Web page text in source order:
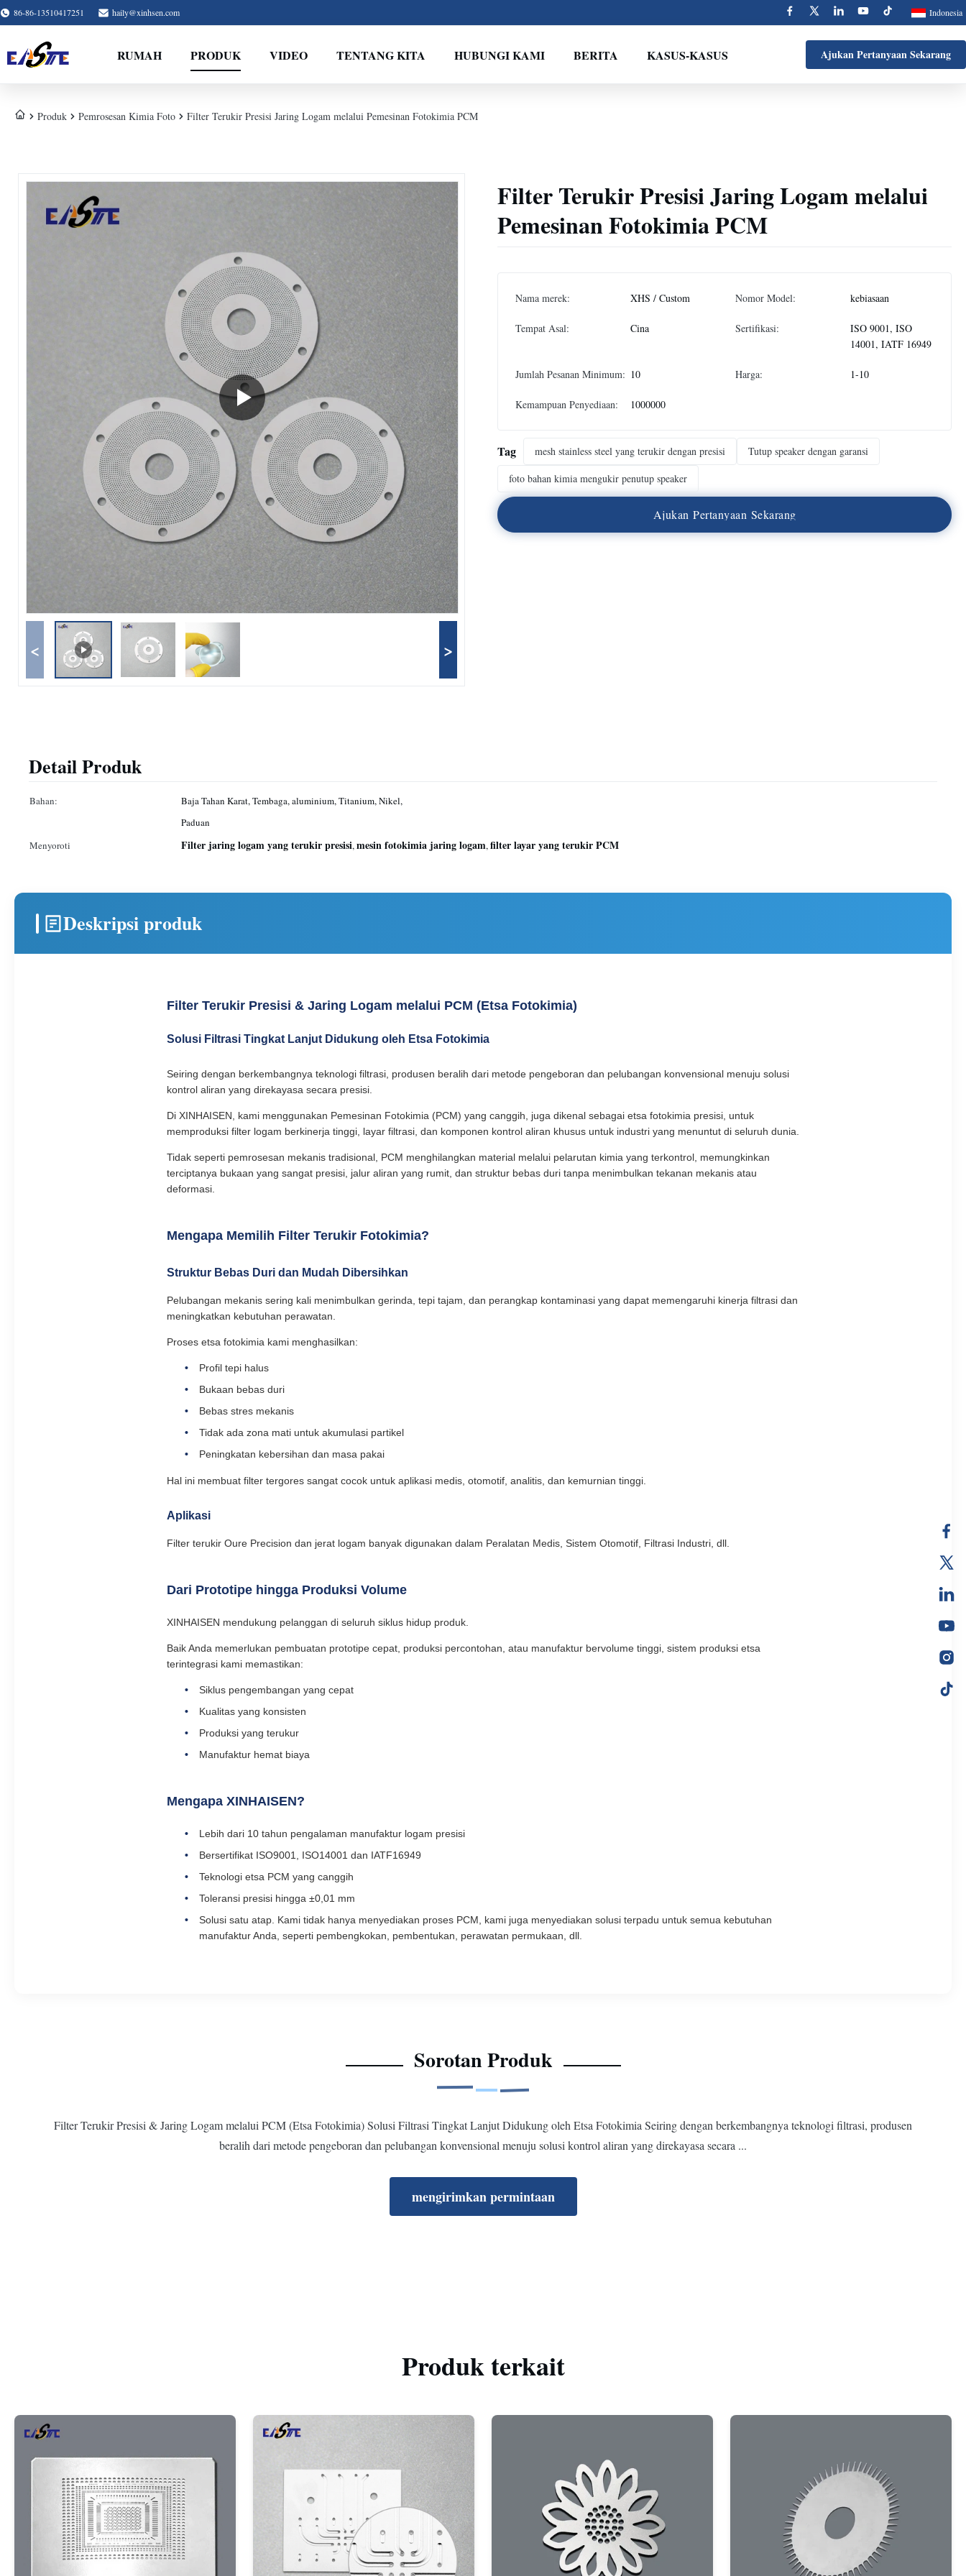
86-86-13510417251 haily@xinhsen.com Indonesia
RUMAH PRODUK VIDEO TENTANG KITA HUBUNGI KAMI BERITA KASUS-KASUS Ajukan Pertanyaan Sekarang
Produk Pemrosesan Kimia Foto Filter Terukir Presisi Jaring Logam melalui Pemesinan Fotokimia PCM
< >
Filter Terukir Presisi Jaring Logam melalui
Pemesinan Fotokimia PCM
Nama merek: XHS / Custom Nomor Model: kebiasaan
Tempat Asal: Cina Sertifikasi:
ISO 9001, ISO
14001, IATF 16949
Jumlah Pesanan Minimum: 10 Harga: 1-10
Kemampuan Penyediaan: 1000000
Tag mesh stainless steel yang terukir dengan presisi
Tutup speaker dengan garansi
foto bahan kimia mengukir penutup speaker
Ajukan Pertanyaan Sekarang
Detail Produk
Bahan:
Baja Tahan Karat, Tembaga, aluminium, Titanium, Nikel,
Paduan
Menyoroti
Filter jaring logam yang terukir presisi,mesin fotokimia jaring logam,filter layar yang terukir PCM
Deskripsi produk
Filter Terukir Presisi & Jaring Logam melalui PCM (Etsa Fotokimia)
Solusi Filtrasi Tingkat Lanjut Didukung oleh Etsa Fotokimia
Seiring dengan berkembangnya teknologi filtrasi, produsen beralih dari metode pengeboran dan pelubangan konvensional menuju solusi
kontrol aliran yang direkayasa secara presisi.
Di XINHAISEN, kami menggunakan Pemesinan Fotokimia (PCM) yang canggih, juga dikenal sebagai etsa fotokimia presisi, untuk
memproduksi filter logam berkinerja tinggi, layar filtrasi, dan komponen kontrol aliran khusus untuk industri yang menuntut di seluruh dunia.
Tidak seperti pemrosesan mekanis tradisional, PCM menghilangkan material melalui pelarutan kimia yang terkontrol, memungkinkan
terciptanya bukaan yang sangat presisi, jalur aliran yang rumit, dan struktur bebas duri tanpa menimbulkan tekanan mekanis atau
deformasi.
Mengapa Memilih Filter Terukir Fotokimia?
Struktur Bebas Duri dan Mudah Dibersihkan
Pelubangan mekanis sering kali menimbulkan gerinda, tepi tajam, dan perangkap kontaminasi yang dapat memengaruhi kinerja filtrasi dan
meningkatkan kebutuhan perawatan.
Proses etsa fotokimia kami menghasilkan:
Profil tepi halus
Bukaan bebas duri
Bebas stres mekanis
Tidak ada zona mati untuk akumulasi partikel
Peningkatan kebersihan dan masa pakai
Hal ini membuat filter tergores sangat cocok untuk aplikasi medis, otomotif, analitis, dan kemurnian tinggi.
Aplikasi
Filter terukir Oure Precision dan jerat logam banyak digunakan dalam Peralatan Medis, Sistem Otomotif, Filtrasi Industri, dll.
Dari Prototipe hingga Produksi Volume
XINHAISEN mendukung pelanggan di seluruh siklus hidup produk.
Baik Anda memerlukan pembuatan prototipe cepat, produksi percontohan, atau manufaktur bervolume tinggi, sistem produksi etsa
terintegrasi kami memastikan:
Siklus pengembangan yang cepat
Kualitas yang konsisten
Produksi yang terukur
Manufaktur hemat biaya
Mengapa XINHAISEN?
Lebih dari 10 tahun pengalaman manufaktur logam presisi
Bersertifikat ISO9001, ISO14001 dan IATF16949
Teknologi etsa PCM yang canggih
Toleransi presisi hingga ±0,01 mm
Solusi satu atap. Kami tidak hanya menyediakan proses PCM, kami juga menyediakan solusi terpadu untuk semua kebutuhan
manufaktur Anda, seperti pembengkokan, pembentukan, perawatan permukaan, dll.
Sorotan Produk
Filter Terukir Presisi & Jaring Logam melalui PCM (Etsa Fotokimia) Solusi Filtrasi Tingkat Lanjut Didukung oleh Etsa Fotokimia Seiring dengan berkembangnya teknologi filtrasi, produsen
beralih dari metode pengeboran dan pelubangan konvensional menuju solusi kontrol aliran yang direkayasa secara ...
mengirimkan permintaan
Produk terkait